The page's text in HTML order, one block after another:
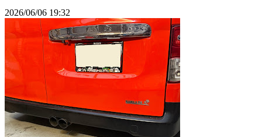
2026/06/06 19:32